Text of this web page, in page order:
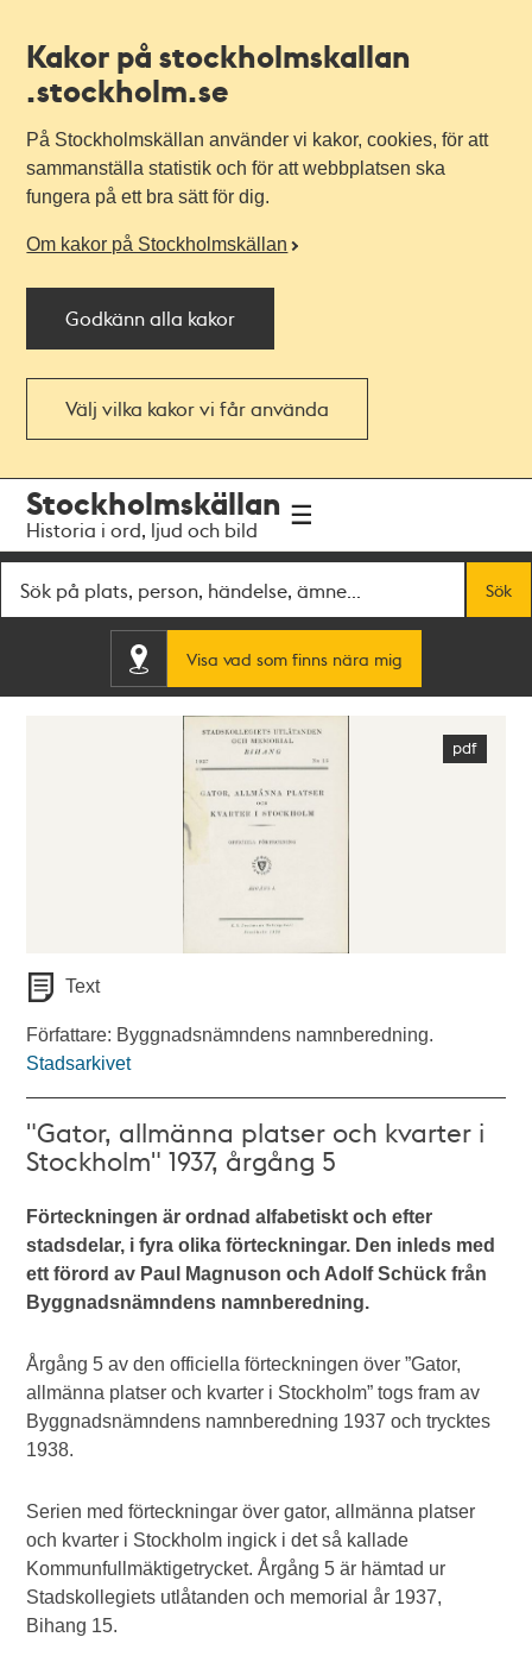
Kakor på stockholmskallan
.stockholm.se
På Stockholmskällan använder vi kakor, cookies, för att
sammanställa statistik och för att webbplatsen ska
fungera på ett bra sätt för dig.
Om kakor på Stockholmskällan
Godkänn alla kakor
Välj vilka kakor vi får använda
navigationen
huvudinnehållet
Stockholmskällan
Historia i ord, ljud och bild
Sök
Visa vad som finns nära mig
Text
Författare: Byggnadsnämndens namnberedning.
Stadsarkivet
"Gator, allmänna platser och kvarter i
Stockholm" 1937, årgång 5
Förteckningen är ordnad alfabetiskt och efter
stadsdelar, i fyra olika förteckningar. Den inleds med
ett förord av Paul Magnuson och Adolf Schück från
Byggnadsnämndens namnberedning.
Årgång 5 av den officiella förteckningen över ”Gator,
allmänna platser och kvarter i Stockholm” togs fram av
Byggnadsnämndens namnberedning 1937 och trycktes
1938.
Serien med förteckningar över gator, allmänna platser
och kvarter i Stockholm ingick i det så kallade
Kommunfullmäktigetrycket. Årgång 5 är hämtad ur
Stadskollegiets utlåtanden och memorial år 1937,
Bihang 15.